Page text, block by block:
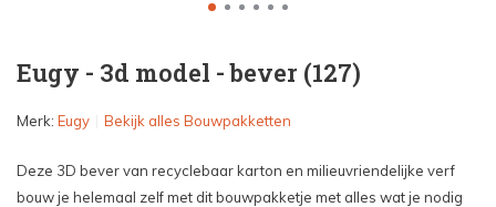
Eugy - 3d model - bever (127)
Merk: Eugy Bekijk alles Bouwpakketten
Deze 3D bever van recyclebaar karton en milieuvriendelijke verf
bouw je helemaal zelf met dit bouwpakketje met alles wat je nodig